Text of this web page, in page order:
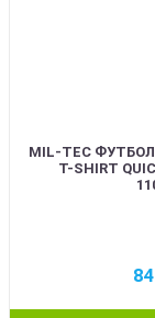
MIL-TEC
T-SHIRT